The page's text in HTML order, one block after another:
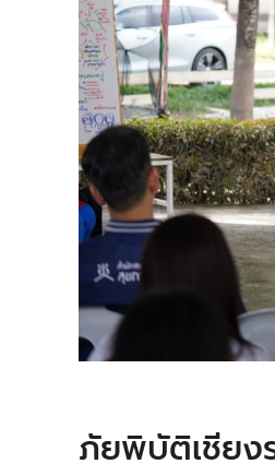
ภัยพิบัติเชียง